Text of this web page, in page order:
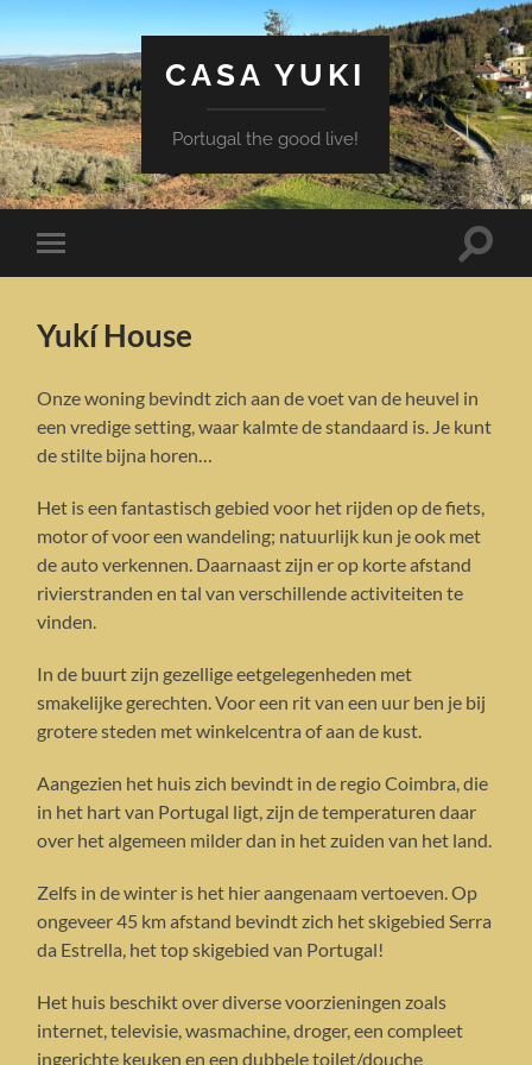
CASA YUKI
Portugal the good live!
Toggle
mobiel
Toggle
Yukí House
Onze woning bevindt zich aan de voet van de heuvel in
een vredige setting, waar kalmte de standaard is. Je kunt
de stilte bijna horen…
Het is een fantastisch gebied voor het rijden op de fiets,
motor of voor een wandeling; natuurlijk kun je ook met
de auto verkennen. Daarnaast zijn er op korte afstand
rivierstranden en tal van verschillende activiteiten te
vinden.
In de buurt zijn gezellige eetgelegenheden met
smakelijke gerechten. Voor een rit van een uur ben je bij
grotere steden met winkelcentra of aan de kust.
Aangezien het huis zich bevindt in de regio Coimbra, die
in het hart van Portugal ligt, zijn de temperaturen daar
over het algemeen milder dan in het zuiden van het land.
Zelfs in de winter is het hier aangenaam vertoeven. Op
ongeveer 45 km afstand bevindt zich het skigebied Serra
da Estrella, het top skigebied van Portugal!
Het huis beschikt over diverse voorzieningen zoals
internet, televisie, wasmachine, droger, een compleet
ingerichte keuken en een dubbele toilet/douche